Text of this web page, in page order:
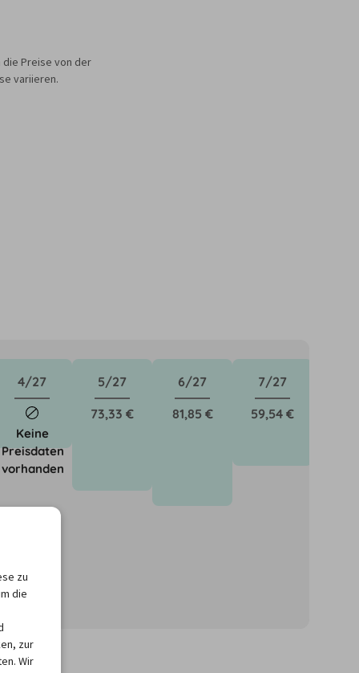
die Preise von der
variieren.
4/27
Keine
Preisdaten
vorhanden
5/27
73,33 €
6/27
81,85 €
7/27
59,54 €
für neue
zu
die
zur
Wir